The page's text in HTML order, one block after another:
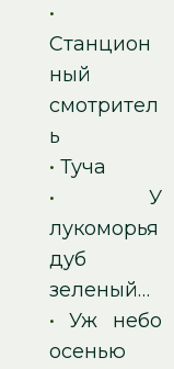
•
Станцион
ный
смотрител
ь
•Туча
•У
лукоморья
дуб
зеленый…
•Уж небо
осенью